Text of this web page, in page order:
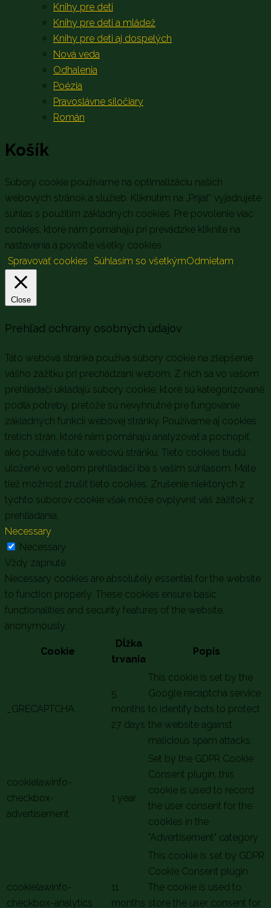
Knihy pre deti
Knihy pre deti a mládež
Knihy pre deti aj dospelých
Nová veda
Odhalenia
Poézia
Pravoslávne siločiary
Román
Košík
Súbory cookie používame na optimalizáciu našich
webových stránok a služieb. Kliknutím na „Prijať“ vyjadrujete
súhlas s použitím základných cookies. Pre povolenie viac
cookies, ktoré nám pomáhajú pri prevádzke kliknite na
nastavenia a povoľte všetky cookies.
Spravovať cookies
Súhlasím so všetkýmOdmietam
Close
Prehľad ochrany osobných údajov
Táto webová stránka používa súbory cookie na zlepšenie
vášho zážitku pri prechádzaní webom. Z nich sa vo vašom
prehliadači ukladajú súbory cookie, ktoré sú kategorizované
podľa potreby, pretože sú nevyhnutné pre fungovanie
základných funkcií webovej stránky. Používame aj cookies
tretích strán, ktoré nám pomáhajú analyzovať a pochopiť,
ako používate túto webovú stránku. Tieto cookies budú
uložené vo vašom prehliadači iba s vaším súhlasom. Máte
tiež možnosť zrušiť tieto cookies. Zrušenie niektorých z
týchto súborov cookie však môže ovplyvniť váš zážitok z
prehliadania.
Necessary
Necessary
Vždy zapnuté
Necessary cookies are absolutely essential for the website
to function properly. These cookies ensure basic
functionalities and security features of the website,
anonymously.
Cookie
Dĺžka
trvania
Popis
_GRECAPTCHA
5
months
27 days
This cookie is set by the
Google recaptcha service
to identify bots to protect
the website against
malicious spam attacks.
cookielawinfo-
checkbox-
advertisement
1 year
Set by the GDPR Cookie
Consent plugin, this
cookie is used to record
the user consent for the
cookies in the
"Advertisement" category .
cookielawinfo-
checkbox-analytics
11
months
This cookie is set by GDPR
Cookie Consent plugin.
The cookie is used to
store the user consent for